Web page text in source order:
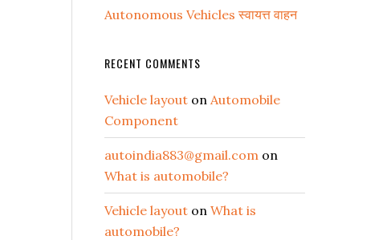
Autonomous Vehicles स्वायत्त वाहन
RECENT COMMENTS
Vehicle layout on Automobile
Component
autoindia883@gmail.com on
What is automobile?
Vehicle layout on What is
automobile?